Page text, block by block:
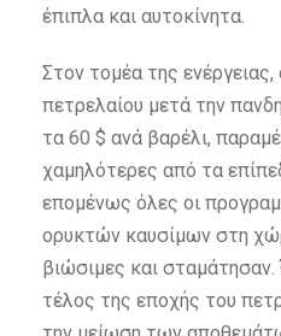
έπιπλα και αυτοκίνητα.
Στον τομέα της ενέργειας,
πετρελαίου μετά την
τα 60 $ ανά βαρέλι,
χαμηλότερες από τα
επομένως όλες οι
ορυκτών καυσίμων στη
βιώσιμες και σταμάτησαν.
τέλος της εποχής του